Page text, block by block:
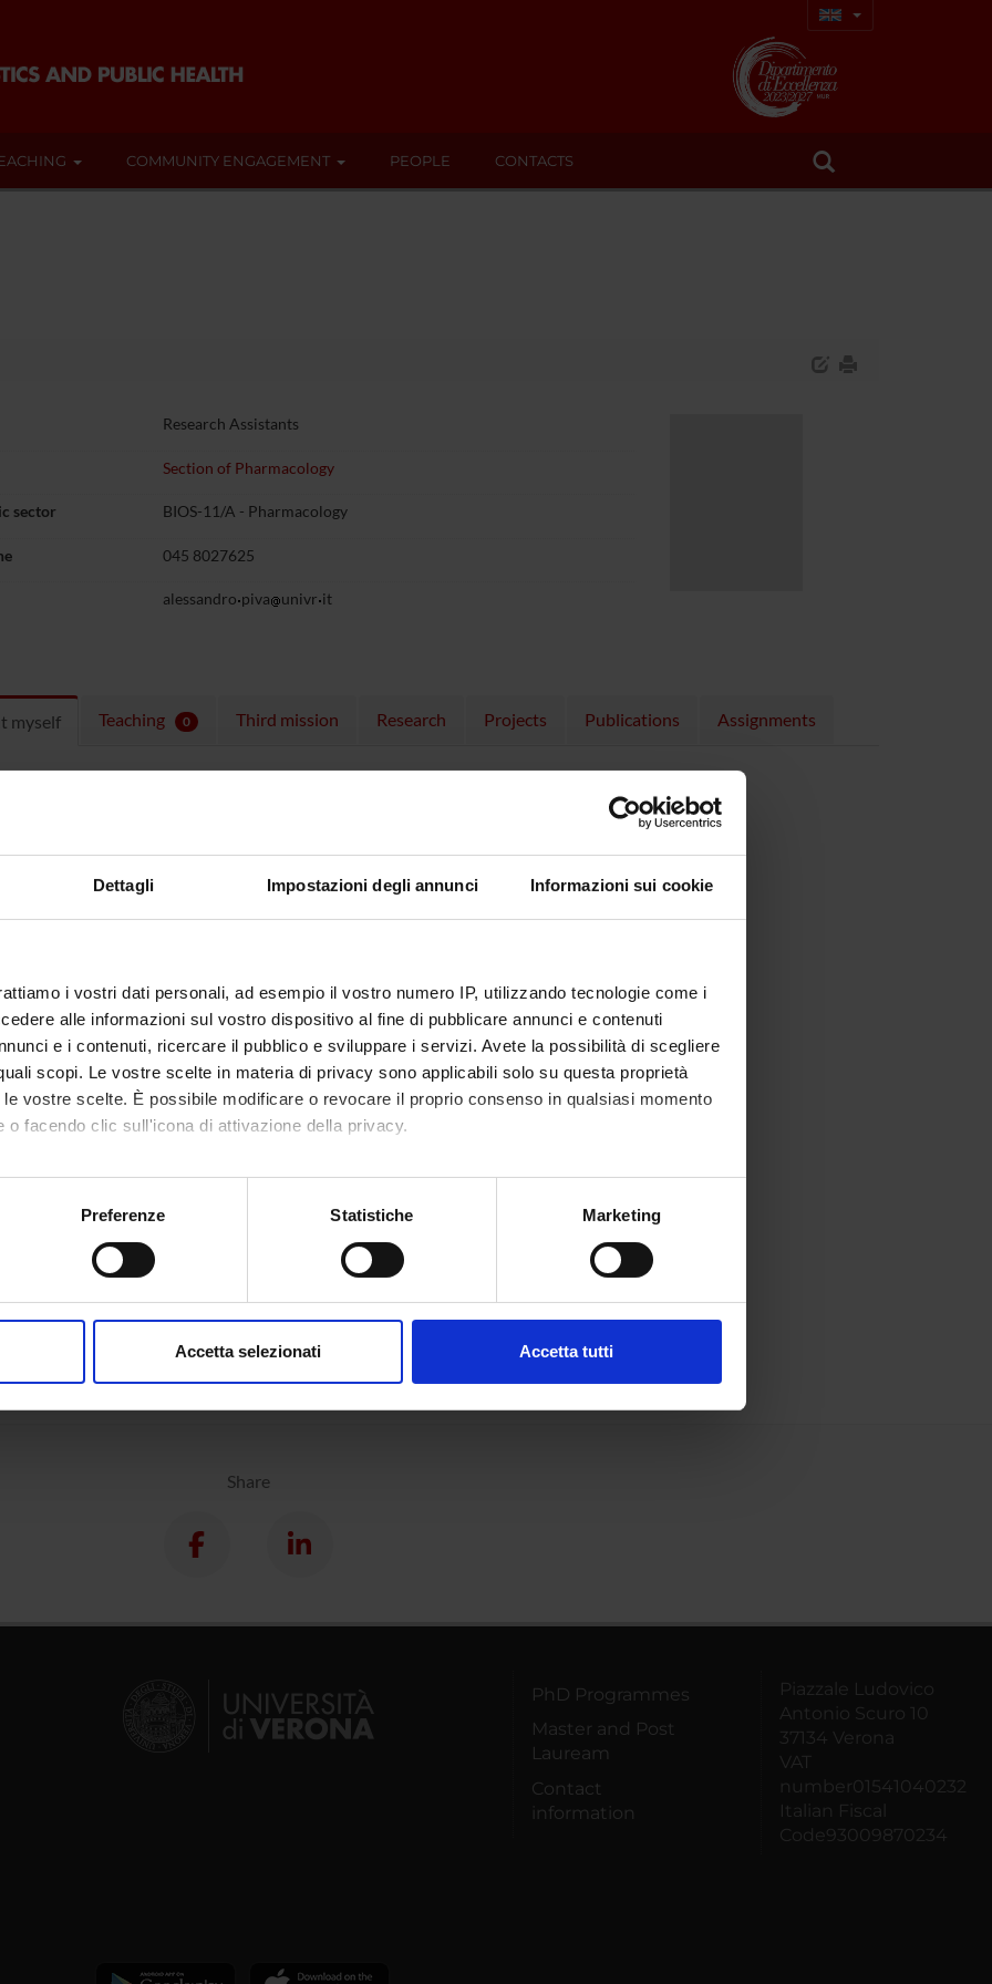
Dettagli Impostazioni degli annunci Informazioni sui cookie
i vostri dati personali, ad esempio il vostro numero IP, utilizzando tecnologie come i
alle informazioni sul vostro dispositivo al fine di pubblicare annunci e contenuti
e i contenuti, ricercare il pubblico e sviluppare i servizi. Avete la possibilità di scegliere
scopi. Le vostre scelte in materia di privacy sono applicabili solo su questa proprietà
vostre scelte. È possibile modificare o revocare il proprio consenso in qualsiasi momento
o facendo clic sull'icona di attivazione della privacy.
anche:
sulla tua posizione geografica, con un'approssimazione di qualche metro,
in qualsiasi momento dalla Dichiarazione sui cookie.
Preferenze Statistiche Marketing
Accetta selezionati Accetta tutti
COMMUNITY ENGAGEMENT PEOPLE CONTACTS
Research Assistants
Section of Pharmacology
sector BIOS-11/A - Pharmacology
045 8027625
alessandro piva univr it
myself Teaching 0 Third mission Research Projects Publications Assignments
Share
PhD Programmes
Master and Post
Lauream
Contact
information
Piazzale Ludovico
Antonio Scuro 10
37134 Verona
VAT
number01541040232
Italian Fiscal
Code93009870234